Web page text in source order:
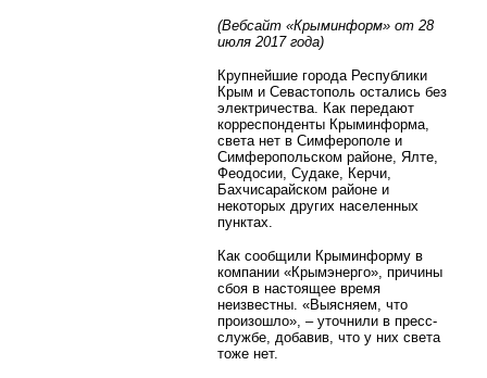
(Вебсайт «Крыминформ» от 28
июля 2017 года)
Крупнейшие города Республики
Крым и Севастополь остались без
электричества. Как передают
корреспонденты Крыминформа,
света нет в Симферополе и
Симферопольском районе, Ялте,
Феодосии, Судаке, Керчи,
Бахчисарайском районе и
некоторых других населенных
пунктах.
Как сообщили Крыминформу в
компании «Крымэнерго», причины
сбоя в настоящее время
неизвестны. «Выясняем, что
произошло», – уточнили в пресс-
службе, добавив, что у них света
тоже нет.